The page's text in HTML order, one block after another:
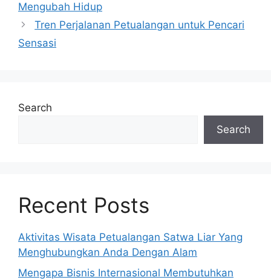
Mengubah Hidup
Tren Perjalanan Petualangan untuk Pencari
Sensasi
Search
Search
Recent Posts
Aktivitas Wisata Petualangan Satwa Liar Yang
Menghubungkan Anda Dengan Alam
Mengapa Bisnis Internasional Membutuhkan